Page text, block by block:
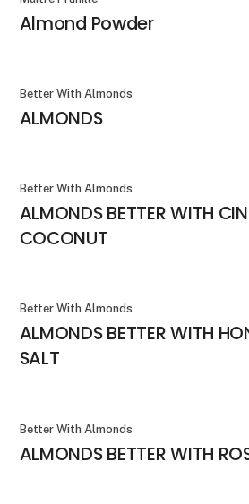
Almond Powder
Better With Almonds
ALMONDS
Better With Almonds
ALMONDS BETTER WITH
COCONUT
Better With Almonds
ALMONDS BETTER WITH
SALT
Better With Almonds
ALMONDS BETTER WITH